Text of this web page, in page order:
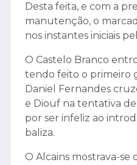
Desta feita, e com a
manutenção, o
nos instantes iniciais
O Castelo Branco
tendo feito o primeiro
Daniel Fernandes
e Diouf na tentativa
por ser infeliz ao
baliza.
O Alcains mostrava-